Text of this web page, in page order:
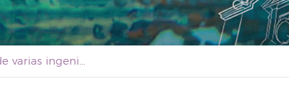
Estudiantes de varias ingenierías de la ULL visitaron las instalaciones de gestión de residuos del Cabildo